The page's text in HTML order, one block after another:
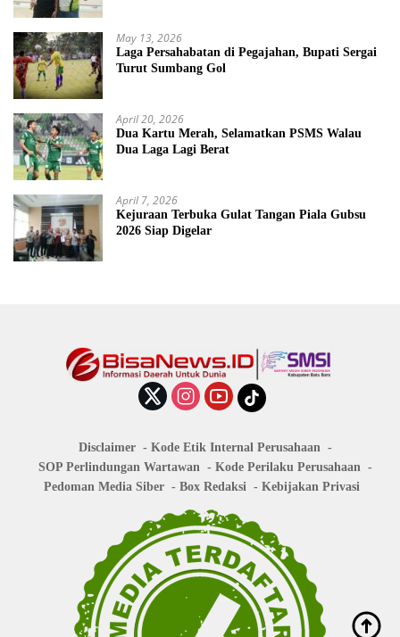
May 13, 2026
Laga Persahabatan di Pegajahan, Bupati Sergai
Turut Sumbang Gol
April 20, 2026
Dua Kartu Merah, Selamatkan PSMS Walau
Dua Laga Lagi Berat
April 7, 2026
Kejuraan Terbuka Gulat Tangan Piala Gubsu
2026 Siap Digelar
Disclaimer
Kode Etik Internal Perusahaan
SOP Perlindungan Wartawan
Kode Perilaku Perusahaan
Pedoman Media Siber
Box Redaksi Kebijakan Privasi